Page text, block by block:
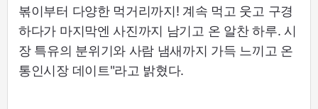
볶이부터 다양한 먹거리까지! 계속 먹고 웃고 구경
하다가 마지막엔 사진까지 남기고 온 알찬 하루. 시
장 특유의 분위기와 사람 냄새까지 가득 느끼고 온
통인시장 데이트"라고 밝혔다.